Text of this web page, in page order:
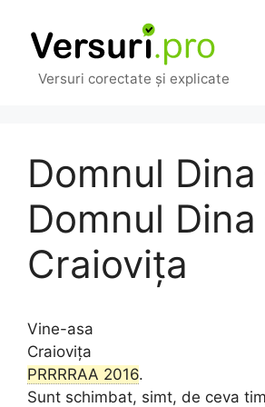
conținut
Versuri corectate și explicate
Domnul Dina
Domnul Dina
Craiovița
Vine-asa
Craiovița
PRRRRAA 2016.
Sunt schimbat, simt, de ceva